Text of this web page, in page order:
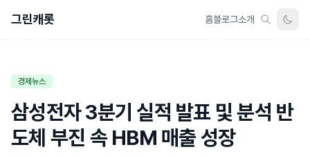
그린캐롯 홈블로그소개
경제뉴스
삼성전자 3분기 실적 발표 및 분석 반
도체 부진 속 HBM 매출 성장